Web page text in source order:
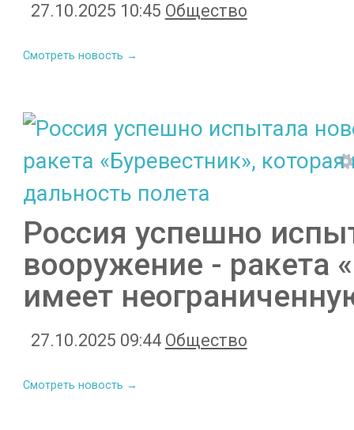
27.10.2025 10:45 Общество
Смотреть новость →
Россия успешно
вооружение - ракета
имеет
27.10.2025 09:44 Общество
Смотреть новость →